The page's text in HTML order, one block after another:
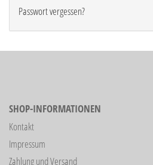
Passwort vergessen?
SHOP-INFORMATIONEN
Kontakt
Impressum
Zahlung und Versand